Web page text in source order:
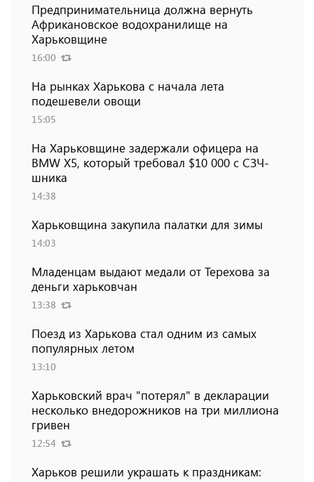
Предпринимательница должна вернуть
Африкановское водохранилище на
Харьковщине
16:00
На рынках Харькова с начала лета
подешевели овощи
15:05
На Харьковщине задержали офицера на
BMW Х5, который требовал $10 000 с СЗЧ-
шника
14:38
Харьковщина закупила палатки для зимы
14:03
Младенцам выдают медали от Терехова за
деньги харьковчан
13:38
Поезд из Харькова стал одним из самых
популярных летом
13:10
Харьковский врач "потерял" в декларации
несколько внедорожников на три миллиона
гривен
12:54
Харьков решили украшать к праздникам: